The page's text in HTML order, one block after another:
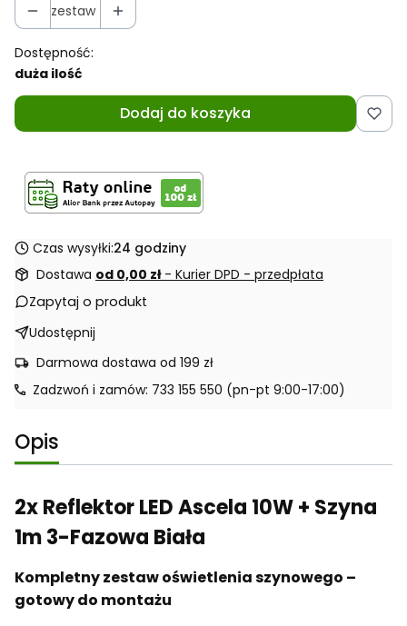
zestaw
Dostępność:
duża ilość
Dodaj do koszyka
Czas wysyłki:24 godziny
Dostawa od 0,00 zł - Kurier DPD - przedpłata
Zapytaj o produkt
Udostępnij
Darmowa dostawa od 199 zł
Zadzwoń i zamów: 733 155 550 (pn-pt 9:00-17:00)
Opis
2x Reflektor LED Ascela 10W + Szyna
1m 3-Fazowa Biała
Kompletnyzestawoświetlenia szynowego –
gotowy do montażu